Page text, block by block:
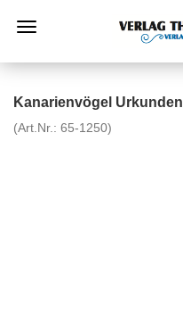
Kanarienvögel Urkunden
(Art.Nr.: 65-1250)